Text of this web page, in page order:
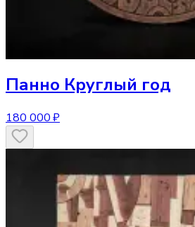
Панно Круглый год
180 000 ₽